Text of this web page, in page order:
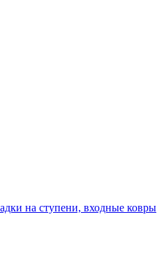
на ступени, входные ковры